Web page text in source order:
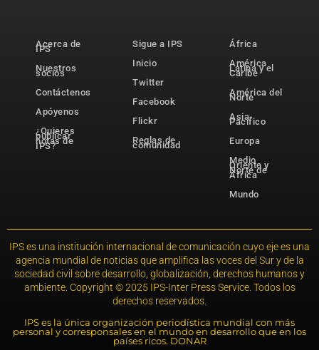
Acerca de
IPS
Nuestros
socios
Contáctenos
Apóyenos
¿Quieres
publicar
notas de
IPS?
Sigue a IPS
Inicio
Twitter
Facebook
Flickr
Reglas de
comunidad
África
América
Latina y el
Caribe
América del
Norte
Asia-
Pacífico
Europa
Medio
Oriente y
Norte de
África
Mundo
IPS es una institución internacional de comunicación cuyo eje es una
agencia mundial de noticias que amplifica las voces del Sur y de la
sociedad civil sobre desarrollo, globalización, derechos humanos y
ambiente. Copyright © 2025 IPS-Inter Press Service. Todos los
derechos reservados.
IPS es la única organización periodística mundial con más
personal y corresponsales en el mundo en desarrollo que en los
países ricos. DONAR